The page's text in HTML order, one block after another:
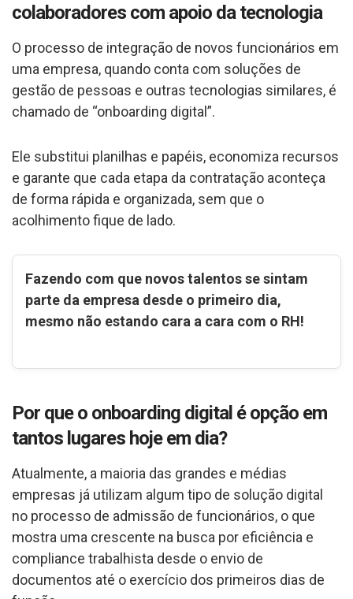
colaboradores com apoio da tecnologia
O processo de integração de novos funcionários em
uma empresa, quando conta com soluções de
gestão de pessoas e outras tecnologias similares, é
chamado de “onboarding digital”.
Ele substitui planilhas e papéis, economiza recursos
e garante que cada etapa da contratação aconteça
de forma rápida e organizada, sem que o
acolhimento fique de lado.
Fazendo com que novos talentos se sintam
parte da empresa desde o primeiro dia,
mesmo não estando cara a cara com o RH!
Por que o onboarding digital é opção em
tantos lugares hoje em dia?
Atualmente, a maioria das grandes e médias
empresas já utilizam algum tipo de solução digital
no processo de admissão de funcionários, o que
mostra uma crescente na busca por eficiência e
compliance trabalhista desde o envio de
documentos até o exercício dos primeiros dias de